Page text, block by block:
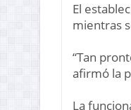
El
mientras
“Tan
afirmó la
La